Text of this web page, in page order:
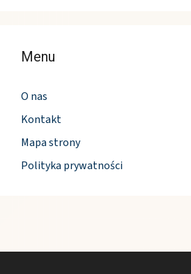
Menu
O nas
Kontakt
Mapa strony
Polityka prywatności